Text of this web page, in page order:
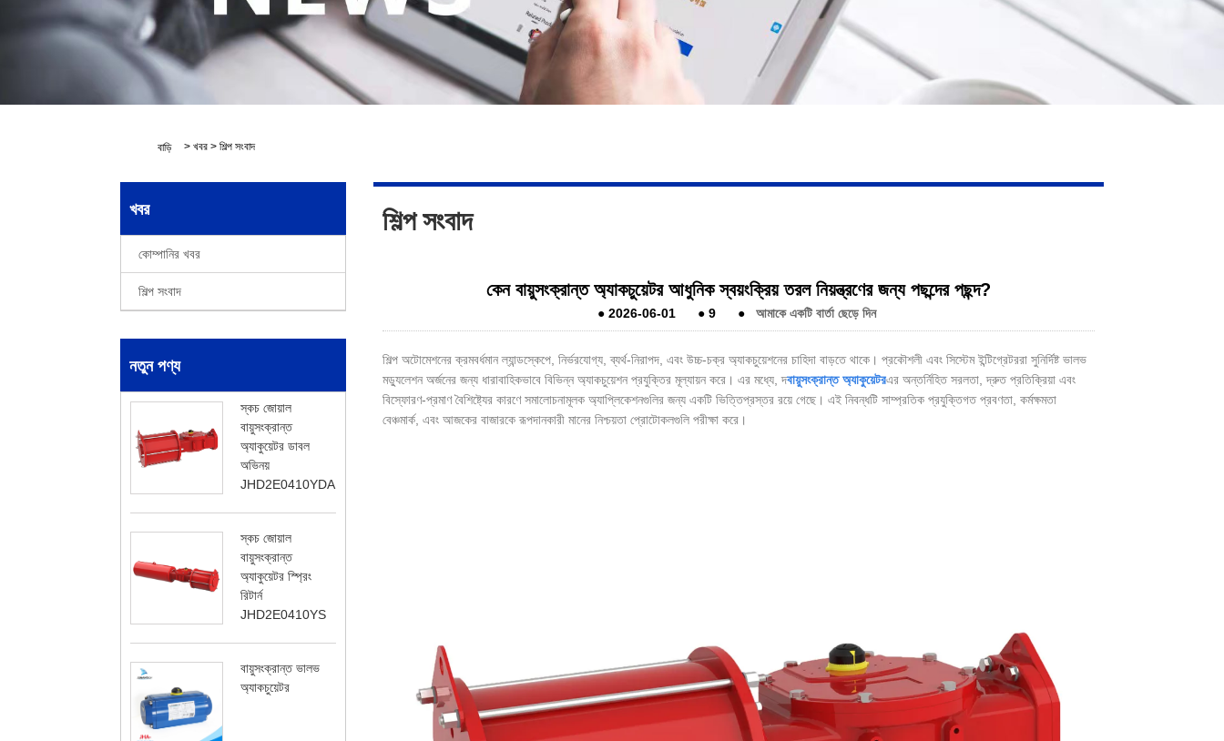
বাড়ি > খবর > শিল্প সংবাদ
খবর
কোম্পানির খবর
শিল্প সংবাদ
নতুন পণ্য
স্কচ জোয়াল
বায়ুসংক্রান্ত
অ্যাকুয়েটর ডাবল
অভিনয়
JHD2E0410YDA
স্কচ জোয়াল
বায়ুসংক্রান্ত
অ্যাকুয়েটর স্প্রিং
রিটার্ন
JHD2E0410YS
বায়ুসংক্রান্ত ভালভ
অ্যাকচুয়েটর
শিল্প সংবাদ
কেন বায়ুসংক্রান্ত অ্যাকচুয়েটর আধুনিক স্বয়ংক্রিয় তরল নিয়ন্ত্রণের জন্য পছন্দের পছন্দ?
● 2026-06-01 ● 9 ● আমাকে একটি বার্তা ছেড়ে দিন
শিল্প অটোমেশনের ক্রমবর্ধমান ল্যান্ডস্কেপে, নির্ভরযোগ্য, ব্যর্থ-নিরাপদ, এবং উচ্চ-চক্র অ্যাকচুয়েশনের চাহিদা বাড়তে থাকে। প্রকৌশলী এবং সিস্টেম ইন্টিগ্রেটররা সুনির্দিষ্ট ভালভ
মড্যুলেশন অর্জনের জন্য ধারাবাহিকভাবে বিভিন্ন অ্যাকচুয়েশন প্রযুক্তির মূল্যায়ন করে। এর মধ্যে, দবায়ুসংক্রান্ত অ্যাকুয়েটরএর অন্তর্নিহিত সরলতা, দ্রুত প্রতিক্রিয়া এবং
বিস্ফোরণ-প্রমাণ বৈশিষ্ট্যের কারণে সমালোচনামূলক অ্যাপ্লিকেশনগুলির জন্য একটি ভিত্তিপ্রস্তর রয়ে গেছে। এই নিবন্ধটি সাম্প্রতিক প্রযুক্তিগত প্রবণতা, কর্মক্ষমতা
বেঞ্চমার্ক, এবং আজকের বাজারকে রূপদানকারী মানের নিশ্চয়তা প্রোটোকলগুলি পরীক্ষা করে।